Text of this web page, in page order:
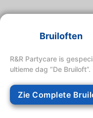
Bruiloften
R&R Partycare is
ultieme dag “De Bruiloft”.
Zie Complete